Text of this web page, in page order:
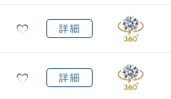
詳細
詳細